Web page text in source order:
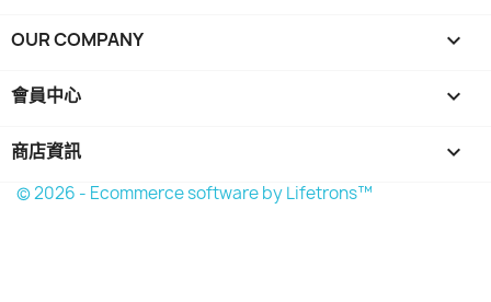
OUR COMPANY 
會員中心 
商店資訊 keyboard_arrow_down
© 2026 - Ecommerce software by Lifetrons™